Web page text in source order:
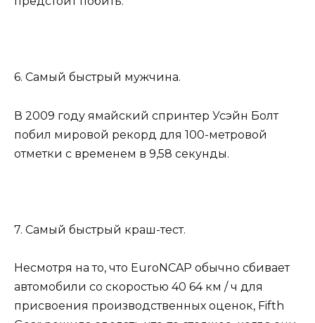
6. Самый быстрый мужчина.
В 2009 году ямайский спринтер Усэйн Болт
побил мировой рекорд для 100-метровой
отметки с временем в 9,58 секунды.
7. Самый быстрый краш-тест.
Несмотря на то, что EuroNCAP обычно сбивает
автомобили со скоростью 40 64 км / ч для
присвоения производственных оценок, Fifth